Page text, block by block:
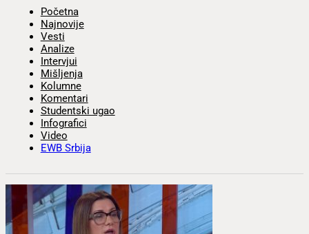
Početna
Najnovije
Vesti
Analize
Intervjui
Mišljenja
Kolumne
Komentari
Studentski ugao
Infografici
Video
EWB Srbija